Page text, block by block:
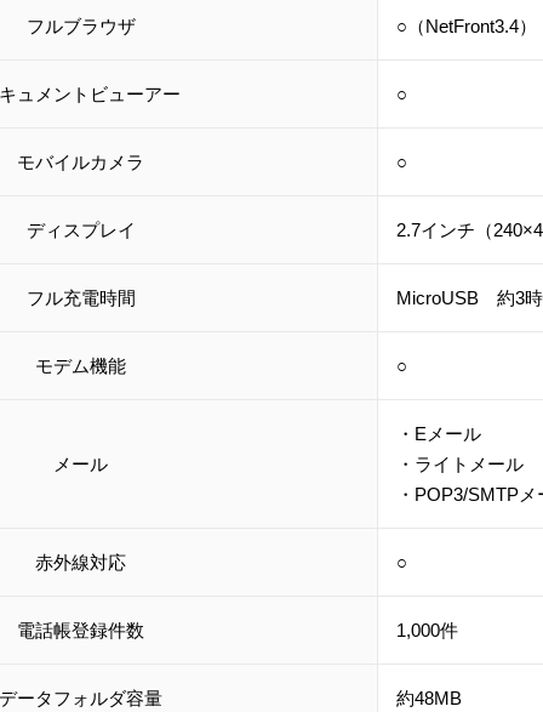
フルブラウザ ○（NetFront3.4）
ュメントビューアー ○
モバイルカメラ ○
ディスプレイ 2.7インチ（
フル充電時間 MicroUSB 約3
モデム機能 ○
メール
・Eメール
・ライトメール
・POP3/SMTPメ
赤外線対応 ○
電話帳登録件数 1,000件
データフォルダ容量 約48MB